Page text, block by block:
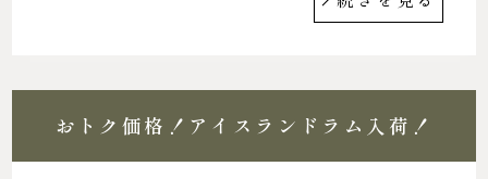
おトク価格！アイスランドラム入荷！